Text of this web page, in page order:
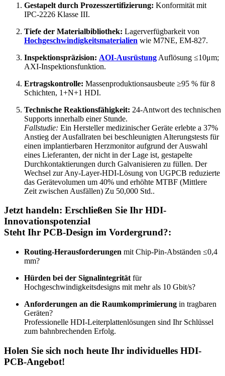
Gestapelt durch Prozesszertifizierung: Konformität mit
IPC-2226 Klasse III.
Tiefe der Materialbibliothek: Lagerverfügbarkeit von
Hochgeschwindigkeitsmaterialien wie M7NE, EM-827.
Inspektionspräzision: AOI-Ausrüstung Auflösung ≤10μm;
AXI-Inspektionsfunktion.
Ertragskontrolle: Massenproduktionsausbeute ≥95 % für 8
Schichten, 1+N+1 HDI.
Technische Reaktionsfähigkeit: 24-Antwort des technischen
Supports innerhalb einer Stunde.
Fallstudie: Ein Hersteller medizinischer Geräte erlebte a 37%
Anstieg der Ausfallraten bei beschleunigten Alterungstests für
einen implantierbaren Herzmonitor aufgrund der Auswahl
eines Lieferanten, der nicht in der Lage ist, gestapelte
Durchkontaktierungen durch Galvanisieren zu füllen. Der
Wechsel zur Any-Layer-HDI-Lösung von UGPCB reduzierte
das Gerätevolumen um 40% und erhöhte MTBF (Mittlere
Zeit zwischen Ausfällen) Zu 50,000 Std..
Jetzt handeln: Erschließen Sie Ihr HDI-
Innovationspotenzial
Steht Ihr PCB-Design im Vordergrund?:
Routing-Herausforderungen mit Chip-Pin-Abständen ≤0,4
mm?
Hürden bei der Signalintegrität für
Hochgeschwindigkeitsdesigns mit mehr als 10 Gbit/s?
Anforderungen an die Raumkomprimierung in tragbaren
Geräten?
Professionelle HDI-Leiterplattenlösungen sind Ihr Schlüssel
zum bahnbrechenden Erfolg.
Holen Sie sich noch heute Ihr individuelles HDI-
PCB-Angebot!